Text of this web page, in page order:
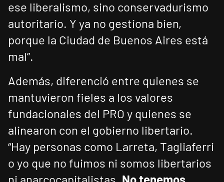
ese liberalismo, sino conservadurismo
autoritario. Y ya no gestiona bien,
porque la Ciudad de Buenos Aires está
mal”.
Además, diferenció entre quienes se
mantuvieron fieles a los valores
fundacionales del PRO y quienes se
alinearon con el gobierno libertario.
“Hay personas como Larreta, Tagliaferri
o yo que no fuimos ni somos libertarios